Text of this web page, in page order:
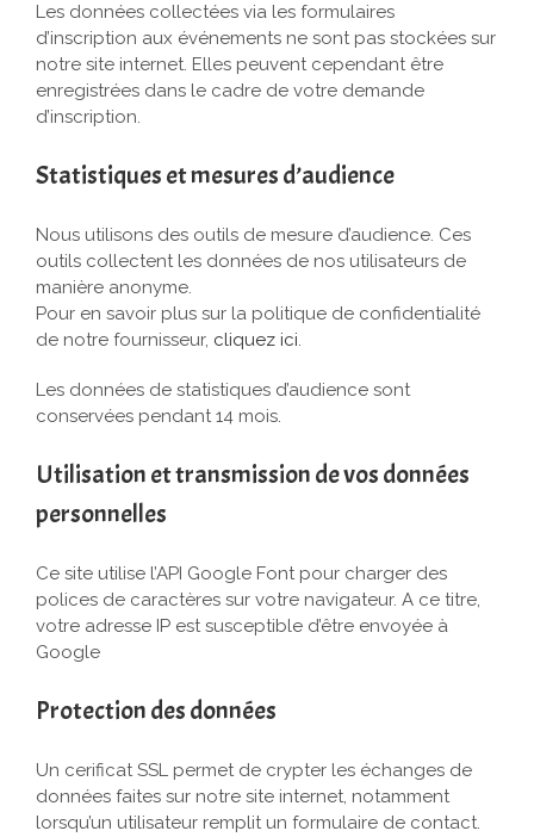
Les données collectées via les formulaires
d’inscription aux événements ne sont pas stockées sur
notre site internet. Elles peuvent cependant être
enregistrées dans le cadre de votre demande
d’inscription.
Statistiques et mesures d’audience
Nous utilisons des outils de mesure d’audience. Ces
outils collectent les données de nos utilisateurs de
manière anonyme.
Pour en savoir plus sur la politique de confidentialité
de notre fournisseur, cliquez ici.
Les données de statistiques d’audience sont
conservées pendant 14 mois.
Utilisation et transmission de vos données
personnelles
Ce site utilise l’API Google Font pour charger des
polices de caractères sur votre navigateur. A ce titre,
votre adresse IP est susceptible d’être envoyée à
Google
Protection des données
Un cerificat SSL permet de crypter les échanges de
données faites sur notre site internet, notamment
lorsqu’un utilisateur remplit un formulaire de contact.